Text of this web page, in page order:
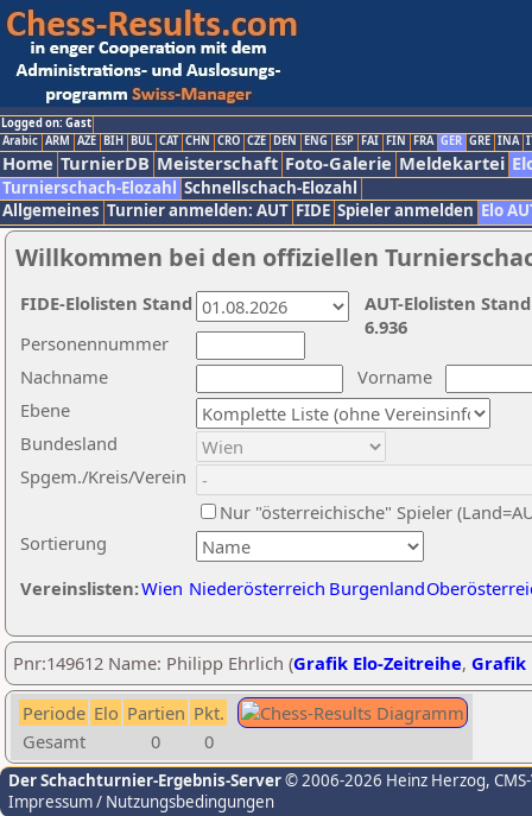
Logged on: Gast
Arabic ARM AZE BIH BUL CAT CHN CRO CZE DEN ENG ESP FAI FIN FRA GER GRE INA
Home TurnierDB Meisterschaft Foto-Galerie Meldekartei
Turnierschach-Elozahl Schnellschach-Elozahl
Allgemeines Turnier anmelden: AUT FIDE Spieler anmelden Elo
Willkommen bei den offiziellen
Nachname
Vorname
Ebene
Sortierung
Personennummer
Bundesland
Spgem./Kreis/Verein
Nur "österreichische" Spieler
Vereinslisten:Wien Niederösterreich Burgenland
AUT-Elolisten
6.936
FIDE-Elolisten Stand
Pnr:149612 Name: Philipp Ehrlich (Grafik Elo-Zeitreihe, Grafik
Periode Elo Partien Pkt.
Gesamt
0 0
Der Schachturnier-Ergebnis-Server© 2006-2026 Heinz Herzog,
Impressum / Nutzungsbedingungen